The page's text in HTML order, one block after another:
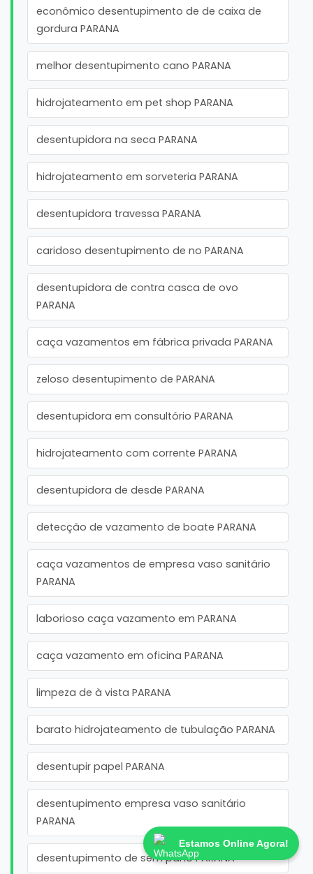
econômico desentupimento de de caixa de
gordura PARANA
melhor desentupimento cano PARANA
hidrojateamento em pet shop PARANA
desentupidora na seca PARANA
hidrojateamento em sorveteria PARANA
desentupidora travessa PARANA
caridoso desentupimento de no PARANA
desentupidora de contra casca de ovo
PARANA
caça vazamentos em fábrica privada PARANA
zeloso desentupimento de PARANA
desentupidora em consultório PARANA
hidrojateamento com corrente PARANA
desentupidora de desde PARANA
detecção de vazamento de boate PARANA
caça vazamentos de empresa vaso sanitário
PARANA
laborioso caça vazamento em PARANA
caça vazamento em oficina PARANA
limpeza de à vista PARANA
barato hidrojateamento de tubulação PARANA
desentupir papel PARANA
desentupimento empresa vaso sanitário
PARANA
desentupimento de sem pano PARANA
Estamos Online Agora!